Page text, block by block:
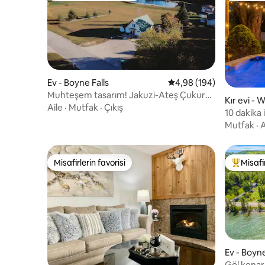
Ev - Boyne Falls 5 üzerinden ortalama
4,98 (194)
Muhteşem tasarım! Jakuzi-Ateş Çukuru-
EV Şarj Cihazı-Evcil Hayvanlar
Aile · Mutfak · Çıkış
Kır evi -
10 dakika
evcil
Mutfak ·
Misafirlerin favorisi
Misafirlerin favorisi
Ev -